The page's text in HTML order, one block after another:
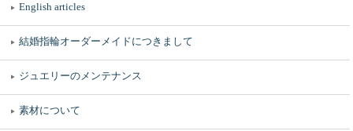
English articles
結婚指輪オーダーメイドにつきまして
ジュエリーのメンテナンス
素材について